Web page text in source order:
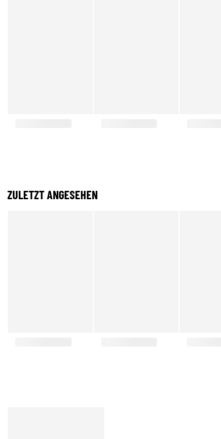
ZULETZT ANGESEHEN